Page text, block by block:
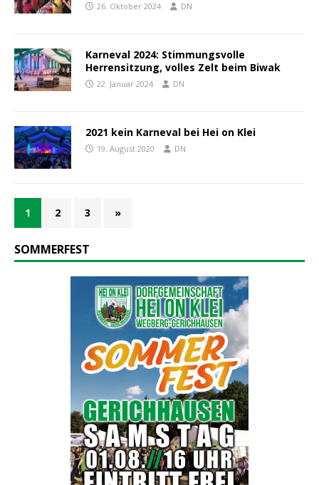
26. Oktober 2024 DN
Karneval 2024: Stimmungsvolle
Herrensitzung, volles Zelt beim Biwak
22. Januar 2024 DN
2021 kein Karneval bei Hei on Klei
19. August 2020 DN
1 2 3 »
SOMMERFEST